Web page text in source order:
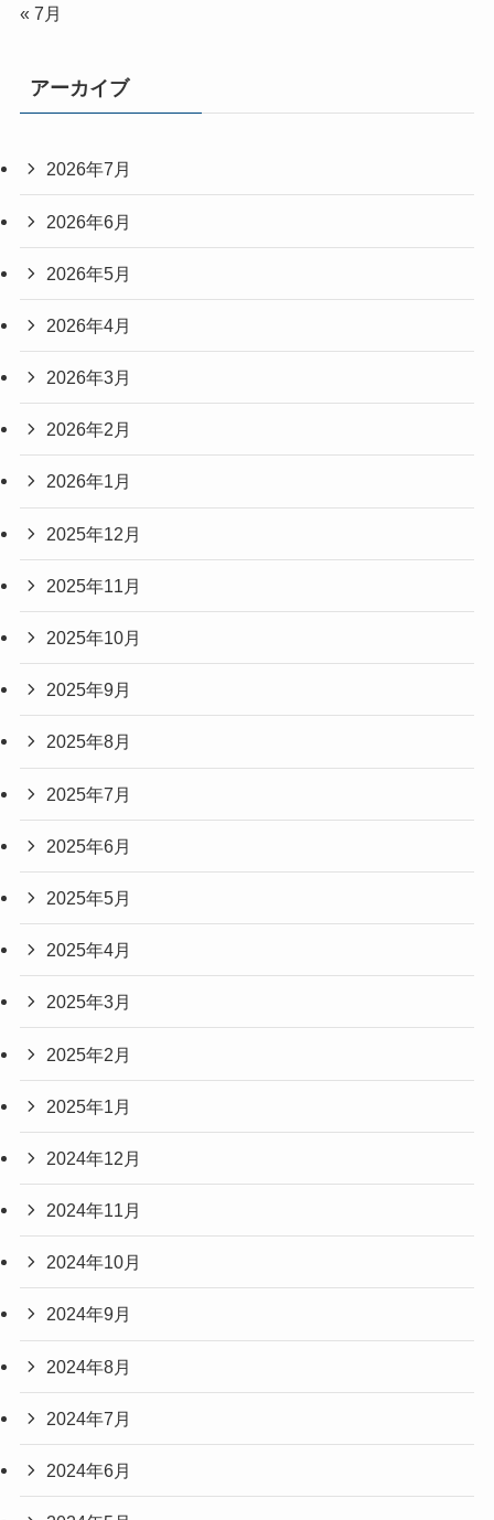
« 7月
アーカイブ
2026年7月
2026年6月
2026年5月
2026年4月
2026年3月
2026年2月
2026年1月
2025年12月
2025年11月
2025年10月
2025年9月
2025年8月
2025年7月
2025年6月
2025年5月
2025年4月
2025年3月
2025年2月
2025年1月
2024年12月
2024年11月
2024年10月
2024年9月
2024年8月
2024年7月
2024年6月